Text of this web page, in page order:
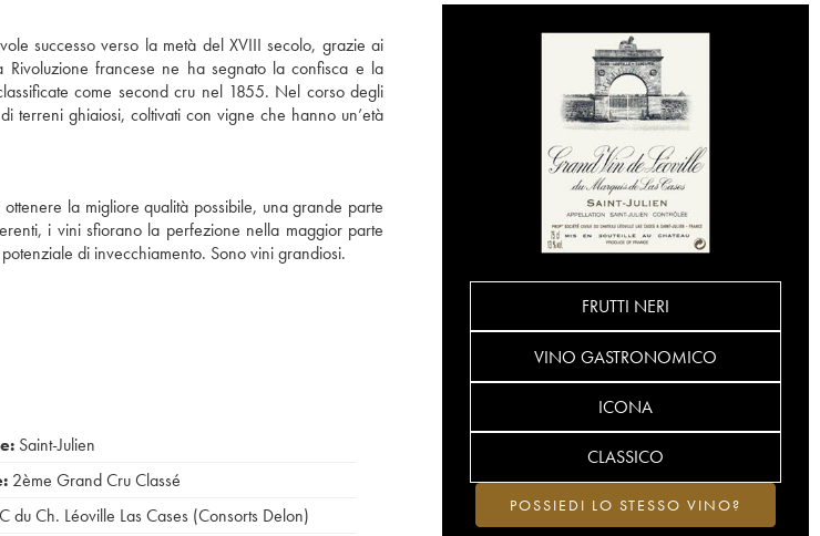
successo verso la metà del XVIII secolo, grazie ai
francese ne ha segnato la confisca e la
come second cru nel 1855. Nel corso degli
terreni ghiaiosi, coltivati con vigne che hanno un’età
la migliore qualità possibile, una grande parte
i vini sfiorano la perfezione nella maggior parte
di invecchiamento. Sono vini grandiosi.
FRUTTI NERI
VINO GASTRONOMICO
ICONA
CLASSICO
POSSIEDI LO STESSO VINO?
Saint-Julien
2ème Grand Cru Classé
du Ch. Léoville Las Cases (Consorts Delon)